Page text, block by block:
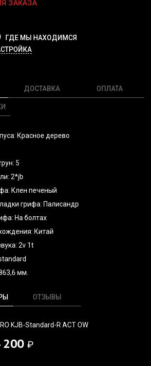
ЗАКАЗА
ГДЕ МЫ НАХОДИМСЯ
ДОСТАВКА ОПЛАТА
Красное дерево
5
2*jb
Клен печеный
грифа: Палисандр
На болтах
Китай
2v 1t
мм.
ОТЗЫВЫ
KJB-Standard-R ACT OW
200 ₽